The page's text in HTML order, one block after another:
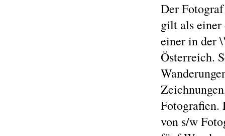
Der
gilt als einer
einer in der
Österreich.
Fotografien.
von s/w